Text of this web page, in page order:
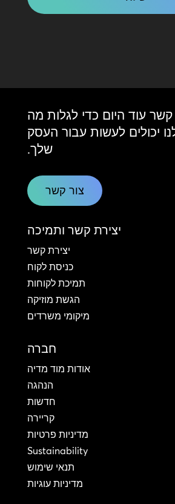
קשר עוד היום כדי לגלות מה
יכולים לעשות עבור העסק
שלך.
צור קשר
יצירת קשר ותמיכה
יצירת קשר
כניסת לקוח
תמיכת לקוחות
הגשת מוזיקה
מיקומי משרדים
חברה
אודות מוד מדיה
הנהגה
חדשות
קריירה
מדיניות פרטיות
Sustainability
תנאי שימוש
מדיניות עוגיות